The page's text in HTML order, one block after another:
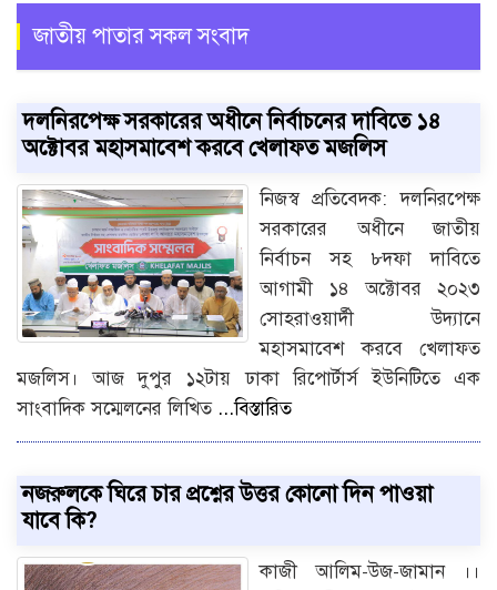
জাতীয় পাতার সকল সংবাদ
দলনিরপেক্ষ সরকারের অধীনে নির্বাচনের দাবিতে ১৪
অক্টোবর মহাসমাবেশ করবে খেলাফত মজলিস
নিজস্ব প্রতিবেদক: দলনিরপেক্ষ
সরকারের অধীনে জাতীয়
নির্বাচন সহ ৮দফা দাবিতে
আগামী ১৪ অক্টোবর ২০২৩
সোহরাওয়ার্দী উদ্যানে
মহাসমাবেশ করবে খেলাফত
মজলিস। আজ দুপুর ১২টায় ঢাকা রিপোর্টার্স ইউনিটিতে এক
সাংবাদিক সম্মেলনের লিখিত ...বিস্তারিত
নজরুলকে ঘিরে চার প্রশ্নের উত্তর কোনো দিন পাওয়া
যাবে কি?
কাজী আলিম-উজ-জামান ।।